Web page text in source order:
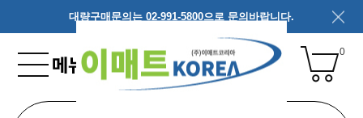
대량구매문의는 02-991-5800으로 문의바랍니다.
0